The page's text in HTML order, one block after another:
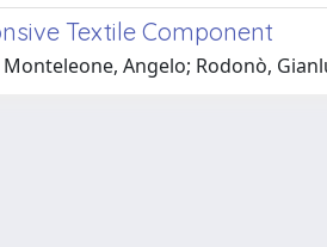
Textile Component
Angelo; Rodonò,